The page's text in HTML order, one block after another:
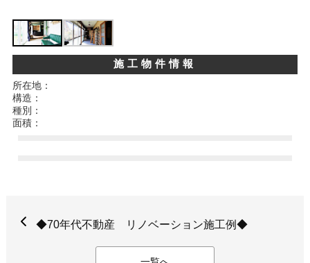
施工物件情報
所在地：
構造：
種別：
面積：
◆70年代不動産 リノベーション施工例◆